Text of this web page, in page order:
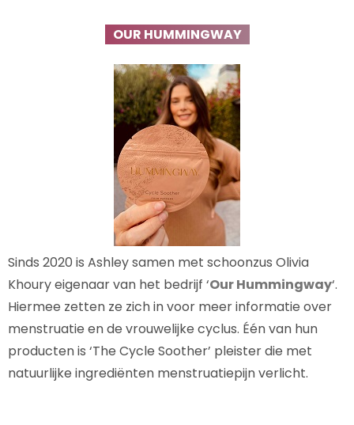
OUR HUMMINGWAY
Sinds 2020 is Ashley samen met schoonzus Olivia
Khoury eigenaar van het bedrijf ‘Our Hummingway‘.
Hiermee zetten ze zich in voor meer informatie over
menstruatie en de vrouwelijke cyclus. Één van hun
producten is ‘The Cycle Soother’ pleister die met
natuurlijke ingrediënten menstruatiepijn verlicht.